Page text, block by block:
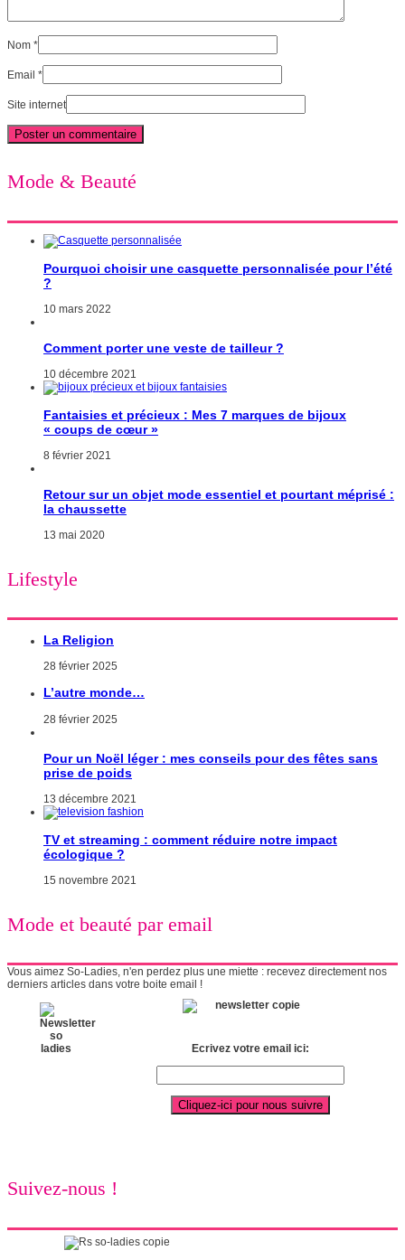
Nom *
Email *
Site internet
Mode & Beauté
Pourquoi choisir une casquette personnalisée pour l’été
?
10 mars 2022
Comment porter une veste de tailleur ?
10 décembre 2021
Fantaisies et précieux : Mes 7 marques de bijoux
« coups de cœur »
8 février 2021
Retour sur un objet mode essentiel et pourtant méprisé :
la chaussette
13 mai 2020
Lifestyle
La Religion
28 février 2025
L’autre monde…
28 février 2025
Pour un Noël léger : mes conseils pour des fêtes sans
prise de poids
13 décembre 2021
TV et streaming : comment réduire notre impact
écologique ?
15 novembre 2021
Mode et beauté par email
Vous aimez So-Ladies, n'en perdez plus une miette : recevez directement nos
derniers articles dans votre boite email !
Ecrivez votre email ici:
Suivez-nous !